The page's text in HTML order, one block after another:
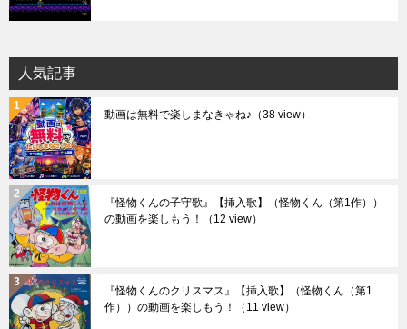
人気記事
動画は無料で楽しまなきゃね♪ （38 view）
『怪物くんの子守歌』【挿入歌】（怪物くん（第1作））
の動画を楽しもう！
（12 view）
『怪物くんのクリスマス』【挿入歌】（怪物くん（第1
作））の動画を楽しもう！
（11 view）